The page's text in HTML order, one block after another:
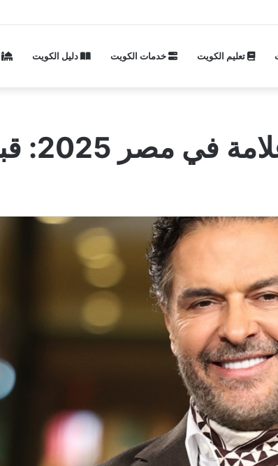
تعليم الكويت خدمات الكويت دليل الكويت
قبلة على العلن!!